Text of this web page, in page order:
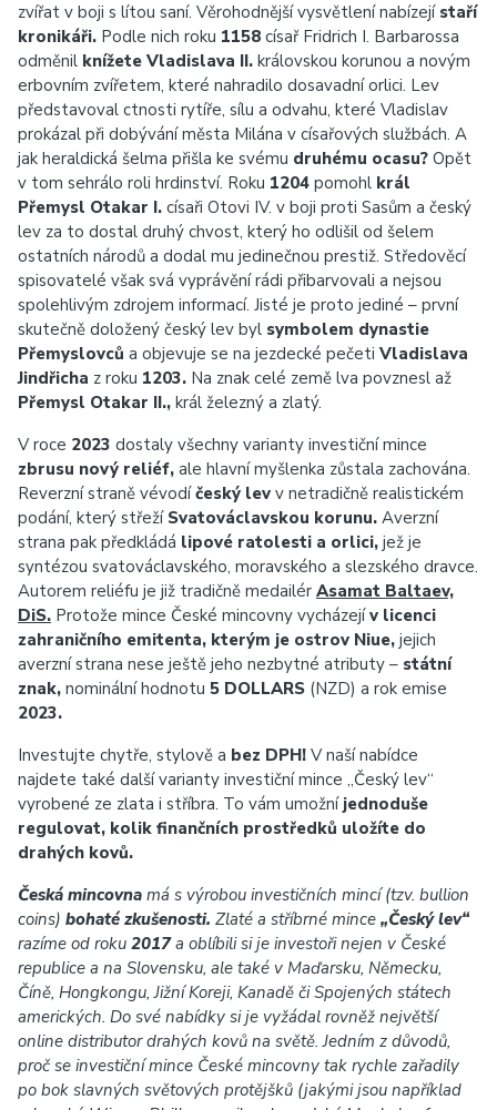
zvířat v boji s lítou saní. Věrohodnější vysvětlení nabízejí staří
kronikáři. Podle nich roku 1158 císař Fridrich I. Barbarossa
odměnil knížete Vladislava II. královskou korunou a novým
erbovním zvířetem, které nahradilo dosavadní orlici. Lev
představoval ctnosti rytíře, sílu a odvahu, které Vladislav
prokázal při dobývání města Milána v císařových službách. A
jak heraldická šelma přišla ke svému druhému ocasu? Opět
v tom sehrálo roli hrdinství. Roku 1204 pomohl král
Přemysl Otakar I. císaři Otovi IV. v boji proti Sasům a český
lev za to dostal druhý chvost, který ho odlišil od šelem
ostatních národů a dodal mu jedinečnou prestiž. Středověcí
spisovatelé však svá vyprávění rádi přibarvovali a nejsou
spolehlivým zdrojem informací. Jisté je proto jediné – první
skutečně doložený český lev byl symbolem dynastie
Přemyslovců a objevuje se na jezdecké pečeti Vladislava
Jindřicha z roku 1203. Na znak celé země lva povznesl až
Přemysl Otakar II., král železný a zlatý.
V roce 2023 dostaly všechny varianty investiční mince
zbrusu nový reliéf, ale hlavní myšlenka zůstala zachována.
Reverzní straně vévodíčeský lev v netradičně realistickém
podání, který střeží Svatováclavskou korunu. Averzní
strana pak předkládá lipové ratolesti a orlici, jež je
syntézou svatováclavského, moravského a slezského dravce.
Autorem reliéfu je již tradičně medailér Asamat Baltaev,
DiS. Protože mince České mincovny vycházejív licenci
zahraničního emitenta, kterým je ostrov Niue, jejich
averzní strana nese ještě jeho nezbytné atributy – státní
znak, nominální hodnotu 5 DOLLARS (NZD) a rok emise
2023.
Investujte chytře, stylově a bez DPH! V naší nabídce
najdete také další varianty investiční mince „Český lev“
vyrobené ze zlata i stříbra. To vám umožní jednoduše
regulovat, kolik finančních prostředků uložíte do
drahých kovů.
Česká mincovna má s výrobou investičních mincí (tzv. bullion
coins) bohaté zkušenosti. Zlaté a stříbrné mince „Český lev“
razíme od roku 2017a oblíbili si je investoři nejen v České
republice a na Slovensku, ale také v Maďarsku, Německu,
Číně, Hongkongu, Jižní Koreji, Kanadě či Spojených státech
amerických. Do své nabídky si je vyžádal rovněž největší
online distributor drahých kovů na světě. Jedním z důvodů,
proč se investiční mince České mincovny tak rychle zařadily
po bok slavných světových protějšků (jakými jsou například